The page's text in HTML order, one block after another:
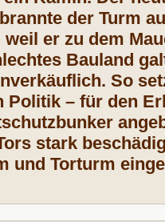
der Turm
er zu dem
Bauland
So
– für den
stark
und Torturm